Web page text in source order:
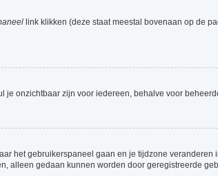
link klikken (deze staat meestal bovenaan op de
je onzichtbaar zijn voor iedereen, behalve voor
het gebruikerspaneel gaan en je tijdzone veranderen
alleen gedaan kunnen worden door geregistreerde